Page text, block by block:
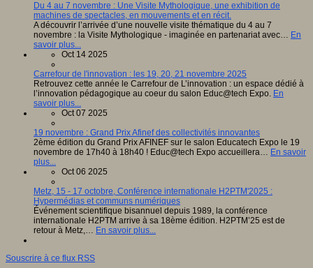
Du 4 au 7 novembre : Une Visite Mythologique, une exhibition de
machines de spectacles, en mouvements et en récit.
A découvrir l’arrivée d’une nouvelle visite thématique du 4 au 7
novembre : la Visite Mythologique - imaginée en partenariat avec… En
savoir plus...
Oct 14 2025
Carrefour de l'innovation : les 19, 20, 21 novembre 2025
Retrouvez cette année le Carrefour de L’innovation : un espace dédié à
l’innovation pédagogique au coeur du salon Educ@tech Expo. En
savoir plus...
Oct 07 2025
19 novembre : Grand Prix Afinef des collectivités innovantes
2ème édition du Grand Prix AFINEF sur le salon Educatech Expo le 19
novembre de 17h40 à 18h40 ! Educ@tech Expo accueillera… En savoir
plus...
Oct 06 2025
Metz, 15 - 17 octobre, Conférence internationale H2PTM'2025 :
Hypermédias et communs numériques
Événement scientifique bisannuel depuis 1989, la conférence
internationale H2PTM arrive à sa 18ème édition. H2PTM’25 est de
retour à Metz,… En savoir plus...
Souscrire à ce flux RSS